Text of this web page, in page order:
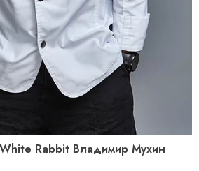
Rabbit Владимир Мухин